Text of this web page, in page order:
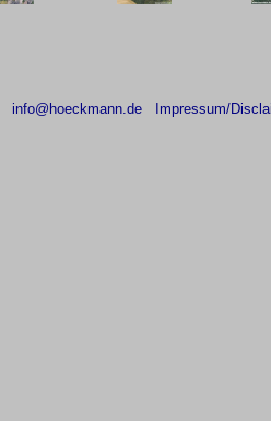
info@hoeckmann.de Impressum/